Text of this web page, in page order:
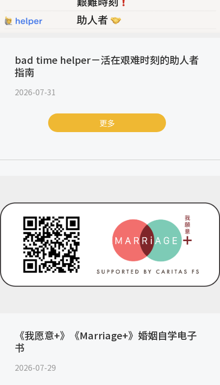
bad time helper－活在艰难时刻的助人者
指南
2026-07-31
更多
《我愿意+》《Marriage+》婚姻自学电子
书
2026-07-29